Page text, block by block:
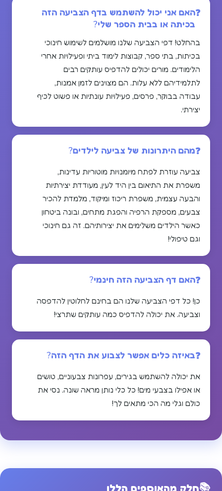
האם אני יכול להשתמש בדף הצביעה הזה
בכיתה או בבית הספר שלי?
בהחלט! דפי הצביעה שלנו מושלמים לשימוש חינוכי
בכיתות, בתי ספר, קבוצות לימוד ביתי ופעילויות אחרי
הלימודים. מורים יכולים להדפיס עותקים רבים
לתלמידיהם ללא עלות. הם מצוינים לזמן אמנות,
עבודה בבוקר, פרסים, פעילויות עונתיות או פשוט לכיף
יצירתי.
מהם היתרונות של צביעה לילדים?
צביעה עוזרת לפתח מיומנויות מוטוריות עדינות,
משפרת את התיאום בין היד לעין, מעודדת יצירתיות
והבעה עצמית, משפרת ריכוז ומיקוד, מלמדת להכיר
צבעים, מספקת הרפיה והפגת מתחים, ובונה ביטחון
כאשר הילדים משלימים את יצירותיהם. זה גם חינוכי
וגם טיפולי!
האם דף הצביעה הזה חינמי?
כן! כל דפי הצביעה שלנו הם בחינם לחלוטין להדפסה
וצביעה. את יכולה להדפיס כמה עותקים שתרצי!
באיזה כלים אפשר לצבוע את הדף הזה?
את יכולה להשתמש בגירים, עפרונות צבעוניים, טושים
או אפילו בצבעי מים! כל כלי נותן מראה שונה. נסי את
כולם וגלי מה הכי מתאים לך!
📚